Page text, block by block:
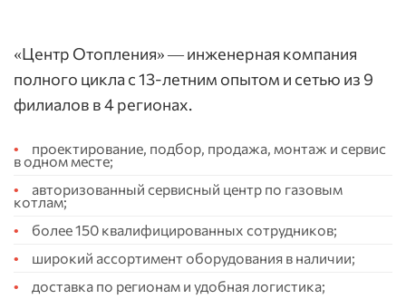
«Центр Отопления» — инженерная компания
полного цикла с 13-летним опытом и сетью из 9
филиалов в 4 регионах.
проектирование, подбор, продажа, монтаж и сервис
в одном месте;
авторизованный сервисный центр по газовым
котлам;
более 150 квалифицированных сотрудников;
широкий ассортимент оборудования в наличии;
доставка по регионам и удобная логистика;